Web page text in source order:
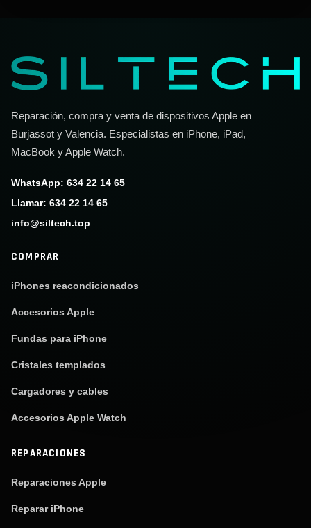
Reparación, compra y venta de dispositivos Apple en
Burjassot y Valencia. Especialistas en iPhone, iPad,
MacBook y Apple Watch.
WhatsApp: 634 22 14 65
Llamar: 634 22 14 65
info@siltech.top
COMPRAR
iPhones reacondicionados
Accesorios Apple
Fundas para iPhone
Cristales templados
Cargadores y cables
Accesorios Apple Watch
REPARACIONES
Reparaciones Apple
Reparar iPhone